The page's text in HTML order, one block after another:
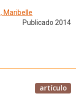
Maribelle
Publicado 2014
artículo